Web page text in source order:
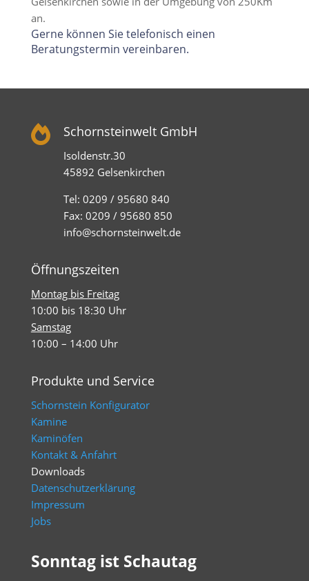
an.
Gerne können Sie telefonisch einen
Beratungstermin vereinbaren.
 Schornsteinwelt GmbH
Isoldenstr.30
45892 Gelsenkirchen
Tel: 0209 / 95680 840
Fax: 0209 / 95680 850
info@schornsteinwelt.de
Öffnungszeiten
Montag bis Freitag
10:00 bis 18:30 Uhr
Samstag
10:00 – 14:00 Uhr
Produkte und Service
Schornstein Konfigurator
Kamine
Kaminöfen
Kontakt & Anfahrt
Downloads
Datenschutzerklärung
Impressum
Jobs
Sonntag ist Schautag